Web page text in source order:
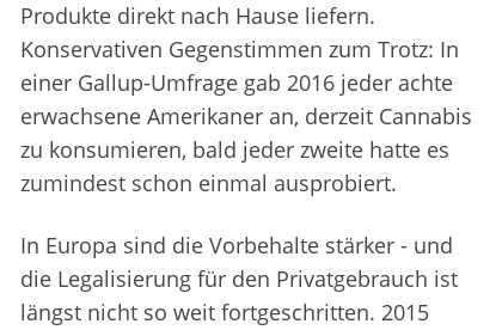
Produkte direkt nach Hause liefern.
Konservativen Gegenstimmen zum Trotz: In
einer Gallup-Umfrage gab 2016 jeder achte
erwachsene Amerikaner an, derzeit Cannabis
zu konsumieren, bald jeder zweite hatte es
zumindest schon einmal ausprobiert.
In Europa sind die Vorbehalte stärker - und
die Legalisierung für den Privatgebrauch ist
längst nicht so weit fortgeschritten. 2015